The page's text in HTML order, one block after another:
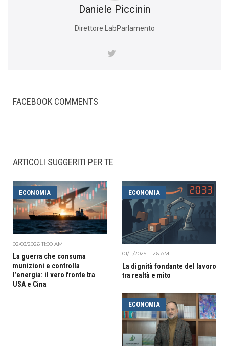
Daniele Piccinin
Direttore LabParlamento
FACEBOOK COMMENTS
ARTICOLI SUGGERITI PER TE
ECONOMIA
02/03/2026 11:00 AM
La guerra che consuma
munizioni e controlla
l’energia: il vero fronte tra
USA e Cina
ECONOMIA
01/11/2025 11:26 AM
La dignità fondante del lavoro
tra realtà e mito
ECONOMIA